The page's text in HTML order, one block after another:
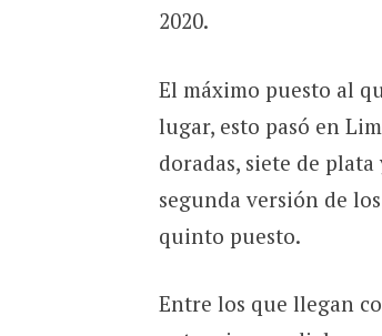
2020.
El máximo puesto al
lugar, esto pasó en
doradas, siete de
segunda versión de
quinto puesto.
Entre los que llegan